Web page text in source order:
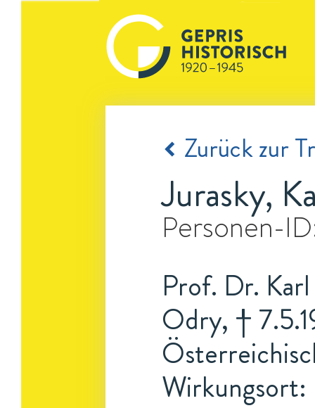
Zurück zur
Jurasky,
Personen-
Prof. Dr.
Odry, †
Wirkungsort: